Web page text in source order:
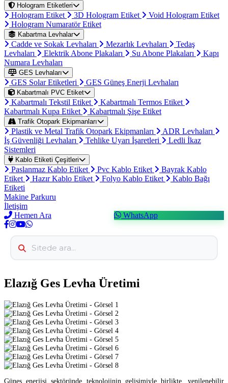
Hologram Etiketleri
Hologram Etiket 3D Hologram Etiket
Void Hologram Etiket
Hologram Numaratör Etiket
Kabartma Levhalar
Cadde ve Sokak Levhaları Mezarlık Levhaları
Tedaş
Levhaları
Elektrik Abone Plakaları Su Abone Plakaları
Kapı
Numara Levhaları
GES Levhaları
GES Solar Etiketleri GES Güneş Enerji Levhaları
Kabartmalı PVC Etiket
Kabartmalı Tekstil Etiket
Kabartmalı Termos Etiket
Kabartmalı Kupa Etiket
Kabartmalı Şişe Etiket
Trafik Otopark Ekipmanları
Plastik ve Metal Trafik Otopark Ekipmanları
ADR Levhaları
İş Güvenliği Levhaları
Tehlike Uyarı İşaretleri
Ledli İkaz
Sistemleri
Kablo Etiketi Çeşitleri
Paslanmaz Kablo Etiket Pvc Kablo Etiket
Bayrak Kablo
Etiket
Hazır Kablo Etiket Folyo Kablo Etiket
Kablo Bağı
Etiketi
Makine Parkuru
İletişim
Hemen Ara
WhatsApp
Elazığ Ges Levha Üretimi
Güneş enerjisi sektöründe teknolojinin gelişimiyle birlikte, yenilenebilir